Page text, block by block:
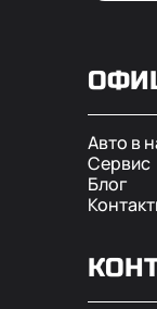
Авто в
Сервис
Блог